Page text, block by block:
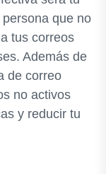
que no
tus correos
Además de
de correo
no activos
y reducir tu